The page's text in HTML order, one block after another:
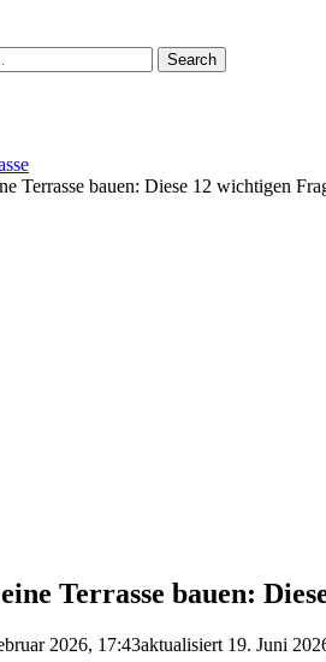
Search
Terrasse bauen: Diese 12 wichtigen
Terrasse bauen:
2026, 17:43aktualisiert 19. Juni